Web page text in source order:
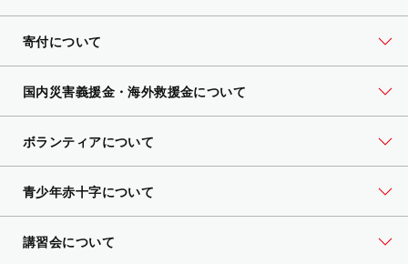
寄付について
国内災害義援金・海外救援金について
ボランティアについて
青少年赤十字について
講習会について